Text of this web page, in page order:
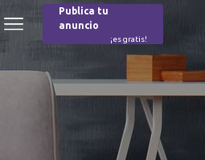
Menú
Publica tu
anuncio
¡es gratis!